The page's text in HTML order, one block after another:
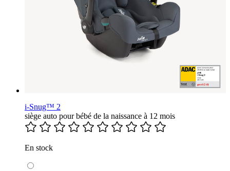
i-Snug™ 2
siège auto pour bébé de la naissance à 12 mois
En stock